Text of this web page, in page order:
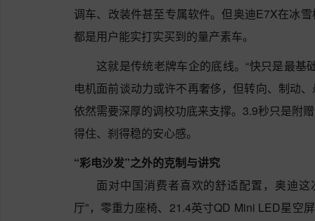
调车、改装件甚至专属软件。但奥迪E7X在冰
都是用户能实打实买到的量产素车。
这就是传统老牌车企的底线。“快只是最基
电机面前谈动力或许不再奢侈，但转向、制动
依然需要深厚的调校功底来支撑。3.9秒只是附
得住、刹得稳的安心感。
“彩电沙发”之外的克制与讲究
面对中国消费者喜欢的舒适配置，奥迪
厅”，零重力座椅、21.4英寸QD Mini LED星空